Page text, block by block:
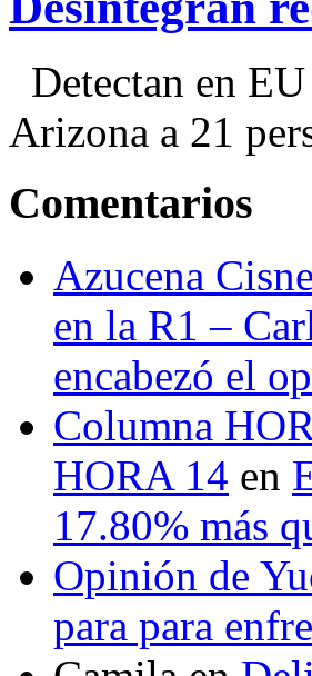
Detectan en
Arizona a 21
Comentarios
Azucena
en la R1 –
encabezó el
Columna
HORA 14 en
17.80% más
Opinión de
para para